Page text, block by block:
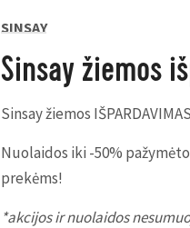
SINSAY
Sinsay žiemos
Sinsay žiemos
Nuolaidos iki -50%
prekėms!
*akcijos ir nuolaidos